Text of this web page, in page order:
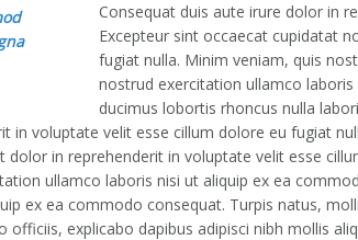
Consequat duis aute irure dolor in
Excepteur sint occaecat cupidatat
fugiat nulla. Minim veniam, quis
nostrud exercitation ullamco
ducimus lobortis rhoncus nulla
in voluptate velit esse cillum dolore eu fugiat
in reprehenderit in voluptate velit esse
ullamco laboris nisi ut aliquip ex ea
ex ea commodo consequat. Turpis natus,
explicabo dapibus adipisci nibh mollis